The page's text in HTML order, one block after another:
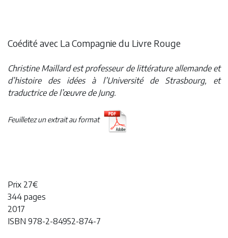
Coédité avec La Compagnie du Livre Rouge
Christine Maillard est professeur de littérature allemande et
d’histoire des idées à l’Université de Strasbourg, et
traductrice de l’œuvre de Jung.
Feuilletez un extrait au format
Prix 27€
344 pages
2017
ISBN 978-2-84952-874-7